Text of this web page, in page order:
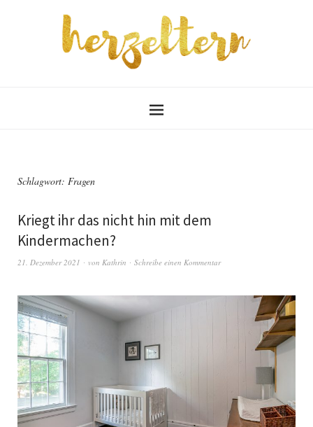
Schlagwort: Fragen
Kriegt ihr das nicht hin mit dem
Kindermachen?
21. Dezember 2021 von Kathrin Schreibe einen Kommentar